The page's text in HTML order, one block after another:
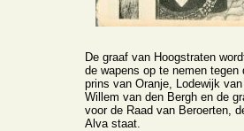
De graaf van Hoogstraten
de wapens op te nemen
prins van Oranje, Lodewijk
Willem van den Bergh en de
voor de Raad van Beroerten,
Alva staat.